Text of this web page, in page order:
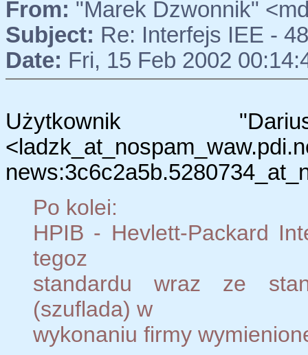
From: "Marek Dzwonnik"
Subject: Re: Interfejs IEE -
Date: Fri, 15 Feb 2002
Użytkownik
Po kolei:
HPIB - Hevlett-Packard
tegoz
standardu wraz ze
(szuflada) w
wykonaniu firmy